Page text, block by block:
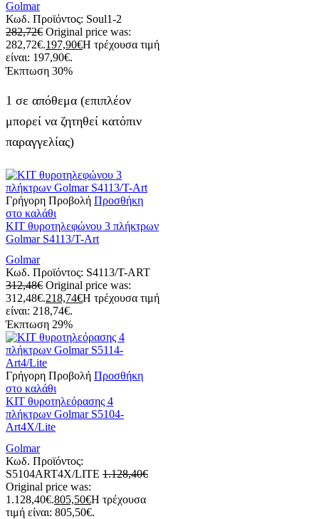
Golmar
Κωδ. Προϊόντος: Soul1-2
282,72€ Original price was:
282,72€.197,90€Η τρέχουσα τιμή
είναι: 197,90€.
Έκπτωση 30%
1 σε απόθεμα (επιπλέον
μπορεί να ζητηθεί κατόπιν
παραγγελίας)
Γρήγορη Προβολή Προσθήκη
στο καλάθι
ΚΙΤ θυροτηλεφώνου 3 πλήκτρων
Golmar S4113/T-Αrt
Golmar
Κωδ. Προϊόντος: S4113/T-ART
312,48€ Original price was:
312,48€.218,74€Η τρέχουσα τιμή
είναι: 218,74€.
Έκπτωση 29%
Γρήγορη Προβολή Προσθήκη
στο καλάθι
ΚΙΤ θυροτηλεόρασης 4
πλήκτρων Golmar S5104-
Art4X/Lite
Golmar
Κωδ. Προϊόντος:
S5104ART4X/LITE 1.128,40€
Original price was:
1.128,40€.805,50€Η τρέχουσα
τιμή είναι: 805,50€.